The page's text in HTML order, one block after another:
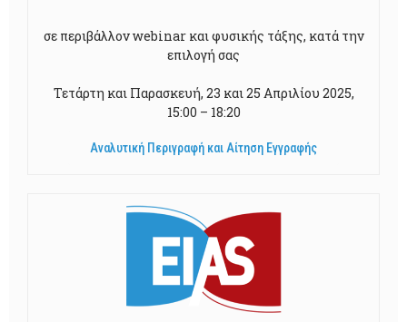
σε περιβάλλον webinar και φυσικής τάξης, κατά την
επιλογή σας
Τετάρτη και Παρασκευή, 23 και 25 Απριλίου 2025,
15:00 – 18:20
Αναλυτική Περιγραφή και Αίτηση Εγγραφής